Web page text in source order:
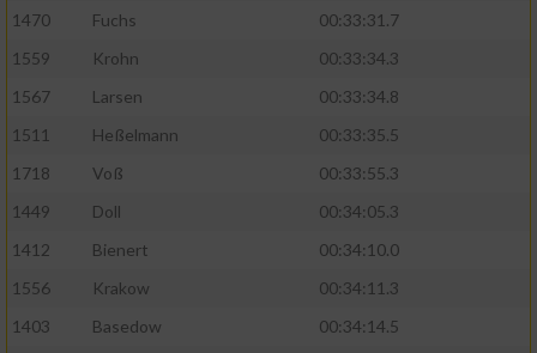
1470
Fuchs
00:33:31.7
1559
Krohn
00:33:34.3
1567
Larsen
00:33:34.8
1511
Heßelmann
00:33:35.5
1718
Voß
00:33:55.3
1449
Doll
00:34:05.3
1412
Bienert
00:34:10.0
1556
Krakow
00:34:11.3
1403
Basedow
00:34:14.5